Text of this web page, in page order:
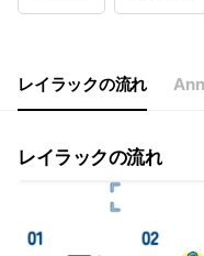
レイラックの流れ
レイラックの流れ